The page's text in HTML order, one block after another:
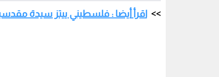
اقرأ أيضا : فلسطيني ييتز سيدة